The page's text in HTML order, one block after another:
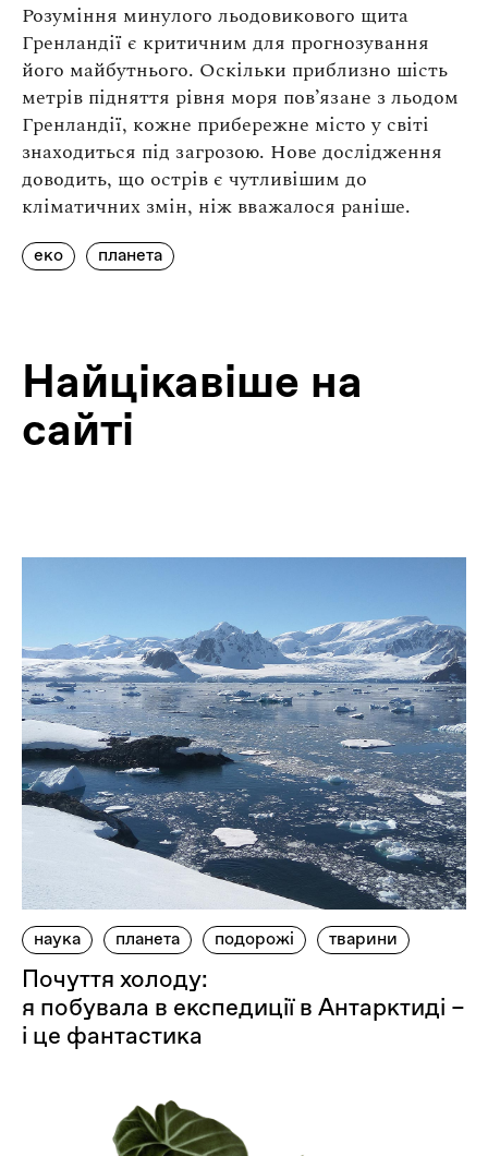
Розуміння минулого льодовикового щита
Гренландії є критичним для прогнозування
його майбутнього. Оскільки приблизно шість
метрів підняття рівня моря пов’язане з льодом
Гренландії, кожне прибережне місто у світі
знаходиться під загрозою. Нове дослідження
доводить, що острів є чутливішим до
кліматичних змін, ніж вважалося раніше.
еко планета
Найцiкавiше на
сайтi
наука планета подорожі тварини
Почуття холоду:
я побувала в експедиції в Антарктиді –
і це фантастика